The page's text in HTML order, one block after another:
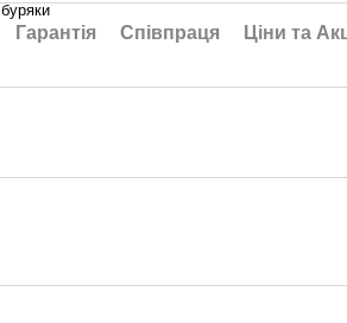
буряки
Гарантія Співпраця Ціни та